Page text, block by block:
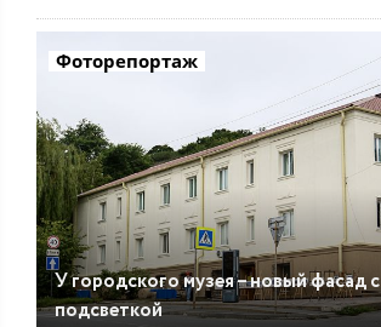
Фоторепортаж
У городского музея – новый фасад с
подсветкой